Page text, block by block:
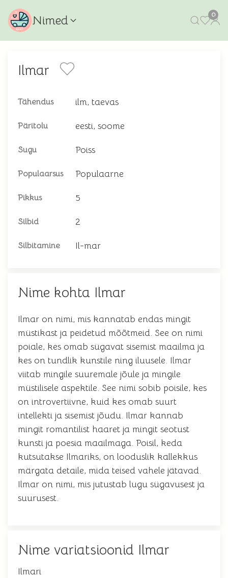
Nimed 0
Ilmar
Tähendus ilm, taevas
Päritolu eesti, soome
Sugu Poiss
Populaarsus Populaarne
Pikkus 5
Silbid 2
Silbitamine Il-mar
Nime kohta Ilmar
Ilmar on nimi, mis kannatab endas mingit
müstikast ja peidetud mõõtmeid. See on nimi
poiale, kes omab sügavat sisemist maailma ja
kes on tundlik kunstile ning iluusele. Ilmar
viitab mingile suuremale jõule ja mingile
müstilisele aspektile. See nimi sobib poisile, kes
on introvertiivne, kuid kes omab suurt
intellekti ja sisemist jõudu. Ilmar kannab
mingit romantilist haaret ja mingit seotust
kunsti ja poesia maailmaga. Poisil, keda
kutsutakse Ilmariks, on looduslik kallekkus
märgata detaile, mida teised vahele jätavad.
Ilmar on nimi, mis jutustab lugu sügavusest ja
suurusest.
Nime variatsioonid Ilmar
Ilmari